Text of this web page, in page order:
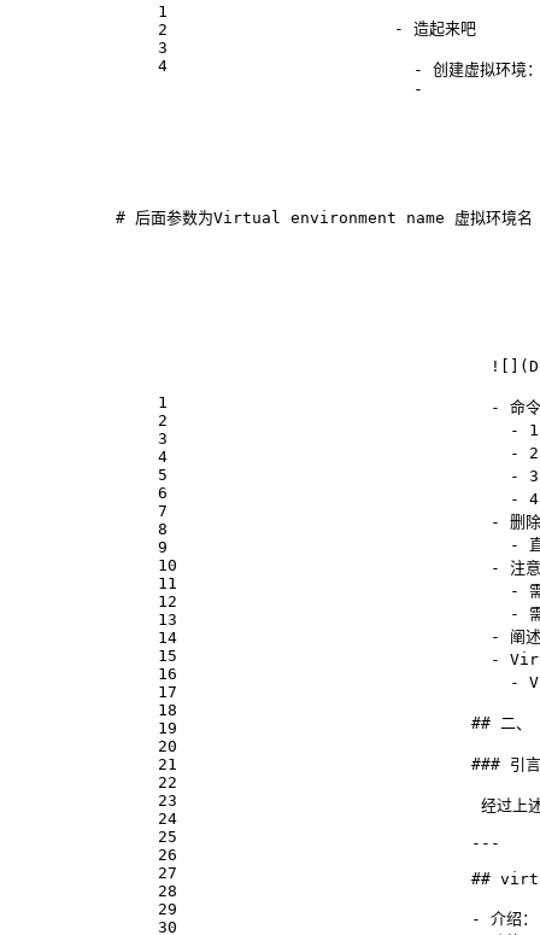
1
2
3
4
- 造起来吧
- 创建虚拟环境
  -
# 后面参数为Virtual environment name 虚拟环境
1
2
3
4
5
6
7
8
9
10
11
12
13
14
15
16
17
18
19
20
21
22
23
24
25
26
27
28
29
30
  ![
](
  -
命
    -
    -
    -
    -
  -
删
    -
  -
注
    -
    -
  -
阐
  -
    -
## 二
### 引
经过上
---
##
- 介绍